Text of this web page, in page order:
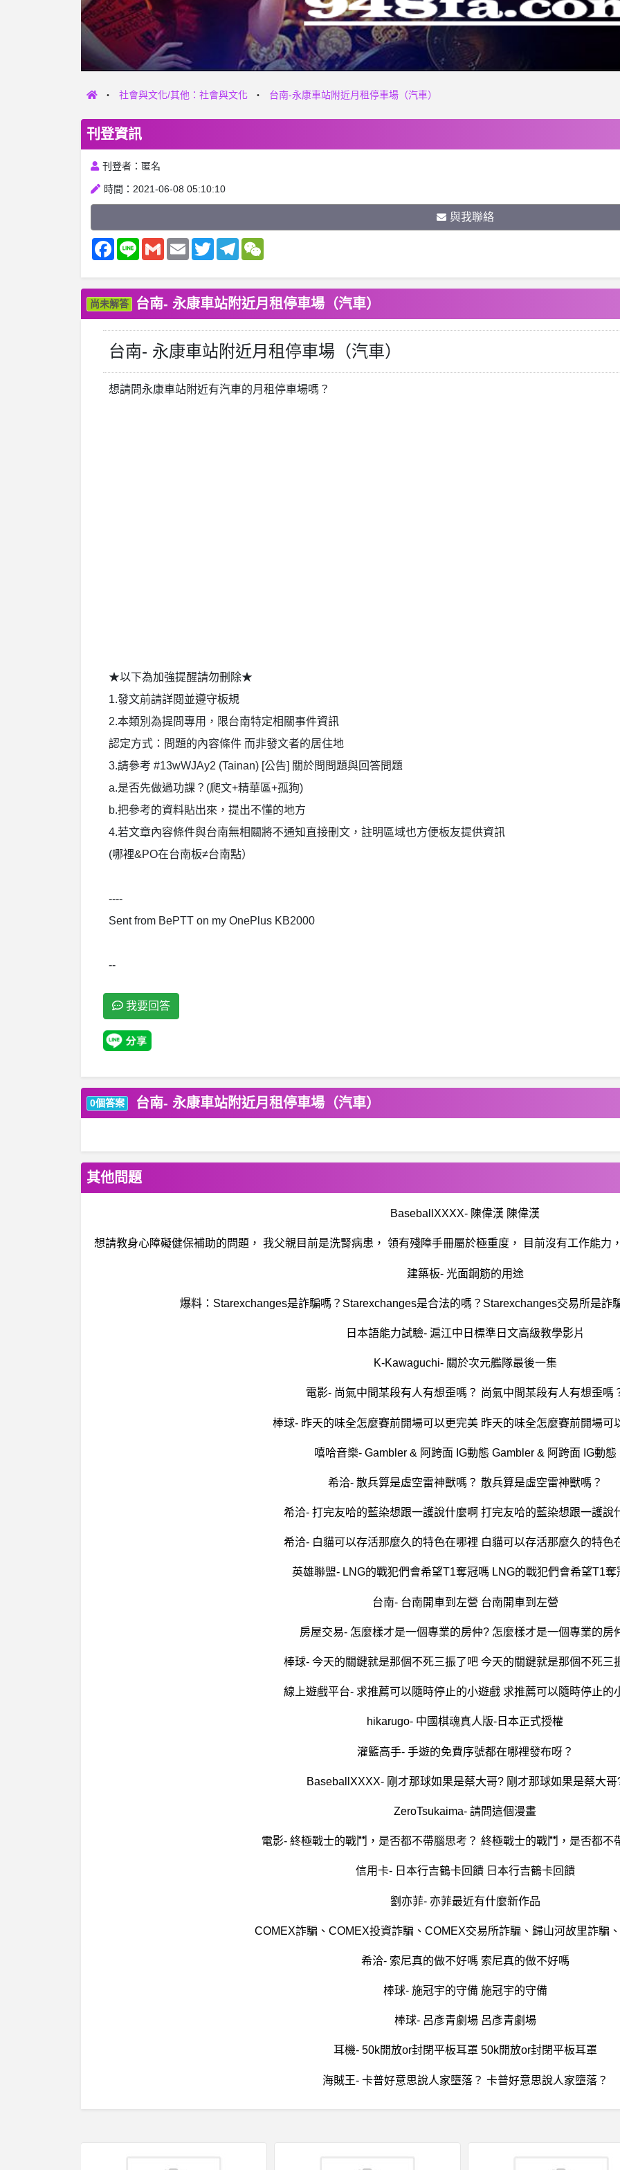
社會與文化/其他：社會與文化 台南-永康車站附近月租停車場（汽車）
刊登資訊
刊登者：匿名
時間：2021-06-08 05:10:10
與我聯絡
Facebook
Line Gmail Email TwitterTelegram
尚未解答 台南- 永康車站附近月租停車場（汽車）
台南- 永康車站附近月租停車場（汽車）
想請問永康車站附近有汽車的月租停車場嗎？
★以下為加強提醒請勿刪除★
1.發文前請詳閱並遵守板規
2.本類別為提問專用，限台南特定相關事件資訊
認定方式：問題的內容條件 而非發文者的居住地
3.請參考 #13wWJAy2 (Tainan) [公告] 關於問問題與回答問題
a.是否先做過功課？(爬文+精華區+孤狗)
b.把參考的資料貼出來，提出不懂的地方
4.若文章內容條件與台南無相關將不通知直接刪文，註明區域也方便板友提供資訊
(哪裡&PO在台南板≠台南點）
----
Sent from BePTT on my OnePlus KB2000
--
我要回答
0個答案 台南- 永康車站附近月租停車場（汽車）
其他問題
BaseballXXXX- 陳偉漢 陳偉漢
建築板- 光面鋼筋的用途
爆料：Starexchanges是詐騙嗎？Starexchanges是合法的嗎？Starexchanges交易所是詐
日本語能力試驗- 滬江中日標準日文高級教學影片
K-Kawaguchi- 關於次元艦隊最後一集
電影- 尚氣中間某段有人有想歪嗎？ 尚氣中間某段有人有想歪嗎
棒球- 昨天的味全怎麼賽前開場可以更完美 昨天的味全怎麼賽前開場可
嘻哈音樂- Gambler & 阿跨面 IG動態 Gambler & 阿跨面 IG動態
希洽- 散兵算是虛空雷神獸嗎？ 散兵算是虛空雷神獸嗎？
希洽- 打完友哈的藍染想跟一護說什麼啊 打完友哈的藍染想跟一護說
希洽- 白貓可以存活那麼久的特色在哪裡 白貓可以存活那麼久的特色
英雄聯盟- LNG的戰犯們會希望T1奪冠嗎 LNG的戰犯們會希望T1奪
台南- 台南開車到左營 台南開車到左營
房屋交易- 怎麼樣才是一個專業的房仲? 怎麼樣才是一個專業的房
棒球- 今天的關鍵就是那個不死三振了吧 今天的關鍵就是那個不死三
線上遊戲平台- 求推薦可以隨時停止的小遊戲 求推薦可以隨時停止的
hikarugo- 中國棋魂真人版-日本正式授權
灌籃高手- 手遊的免費序號都在哪裡發布呀？
BaseballXXXX- 剛才那球如果是蔡大哥? 剛才那球如果是蔡大哥
ZeroTsukaima- 請問這個漫畫
電影- 終極戰士的戰鬥，是否都不帶腦思考？ 終極戰士的戰鬥，是否都不
信用卡- 日本行吉鶴卡回饋 日本行吉鶴卡回饋
劉亦菲- 亦菲最近有什麼新作品
COMEX詐騙、COMEX投資詐騙、COMEX交易所詐騙、歸山河故里詐騙
希洽- 索尼真的做不好嗎 索尼真的做不好嗎
棒球- 施冠宇的守備 施冠宇的守備
棒球- 呂彥青劇場 呂彥青劇場
耳機- 50k開放or封閉平板耳罩 50k開放or封閉平板耳罩
海賊王- 卡普好意思說人家墮落？ 卡普好意思說人家墮落？